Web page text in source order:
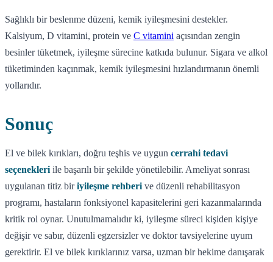
Sağlıklı bir beslenme düzeni, kemik iyileşmesini destekler.
Kalsiyum, D vitamini, protein ve C vitamini açısından zengin
besinler tüketmek, iyileşme sürecine katkıda bulunur. Sigara ve alkol
tüketiminden kaçınmak, kemik iyileşmesini hızlandırmanın önemli
yollarıdır.
Sonuç
El ve bilek kırıkları, doğru teşhis ve uygun cerrahi tedavi
seçenekleri ile başarılı bir şekilde yönetilebilir. Ameliyat sonrası
uygulanan titiz biriyileşme rehberi ve düzenli rehabilitasyon
programı, hastaların fonksiyonel kapasitelerini geri kazanmalarında
kritik rol oynar. Unutulmamalıdır ki, iyileşme süreci kişiden kişiye
değişir ve sabır, düzenli egzersizler ve doktor tavsiyelerine uyum
gerektirir. El ve bilek kırıklarınız varsa, uzman bir hekime danışarak